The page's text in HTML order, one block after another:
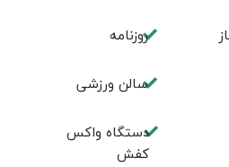
روزنامه
سالن ورزشی
دستگاه واکس
کفش